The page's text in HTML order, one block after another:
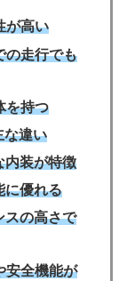
が高い
の走行でも
を持つ
な違い
内装が特徴
に優れる
スの高さで
安全機能が